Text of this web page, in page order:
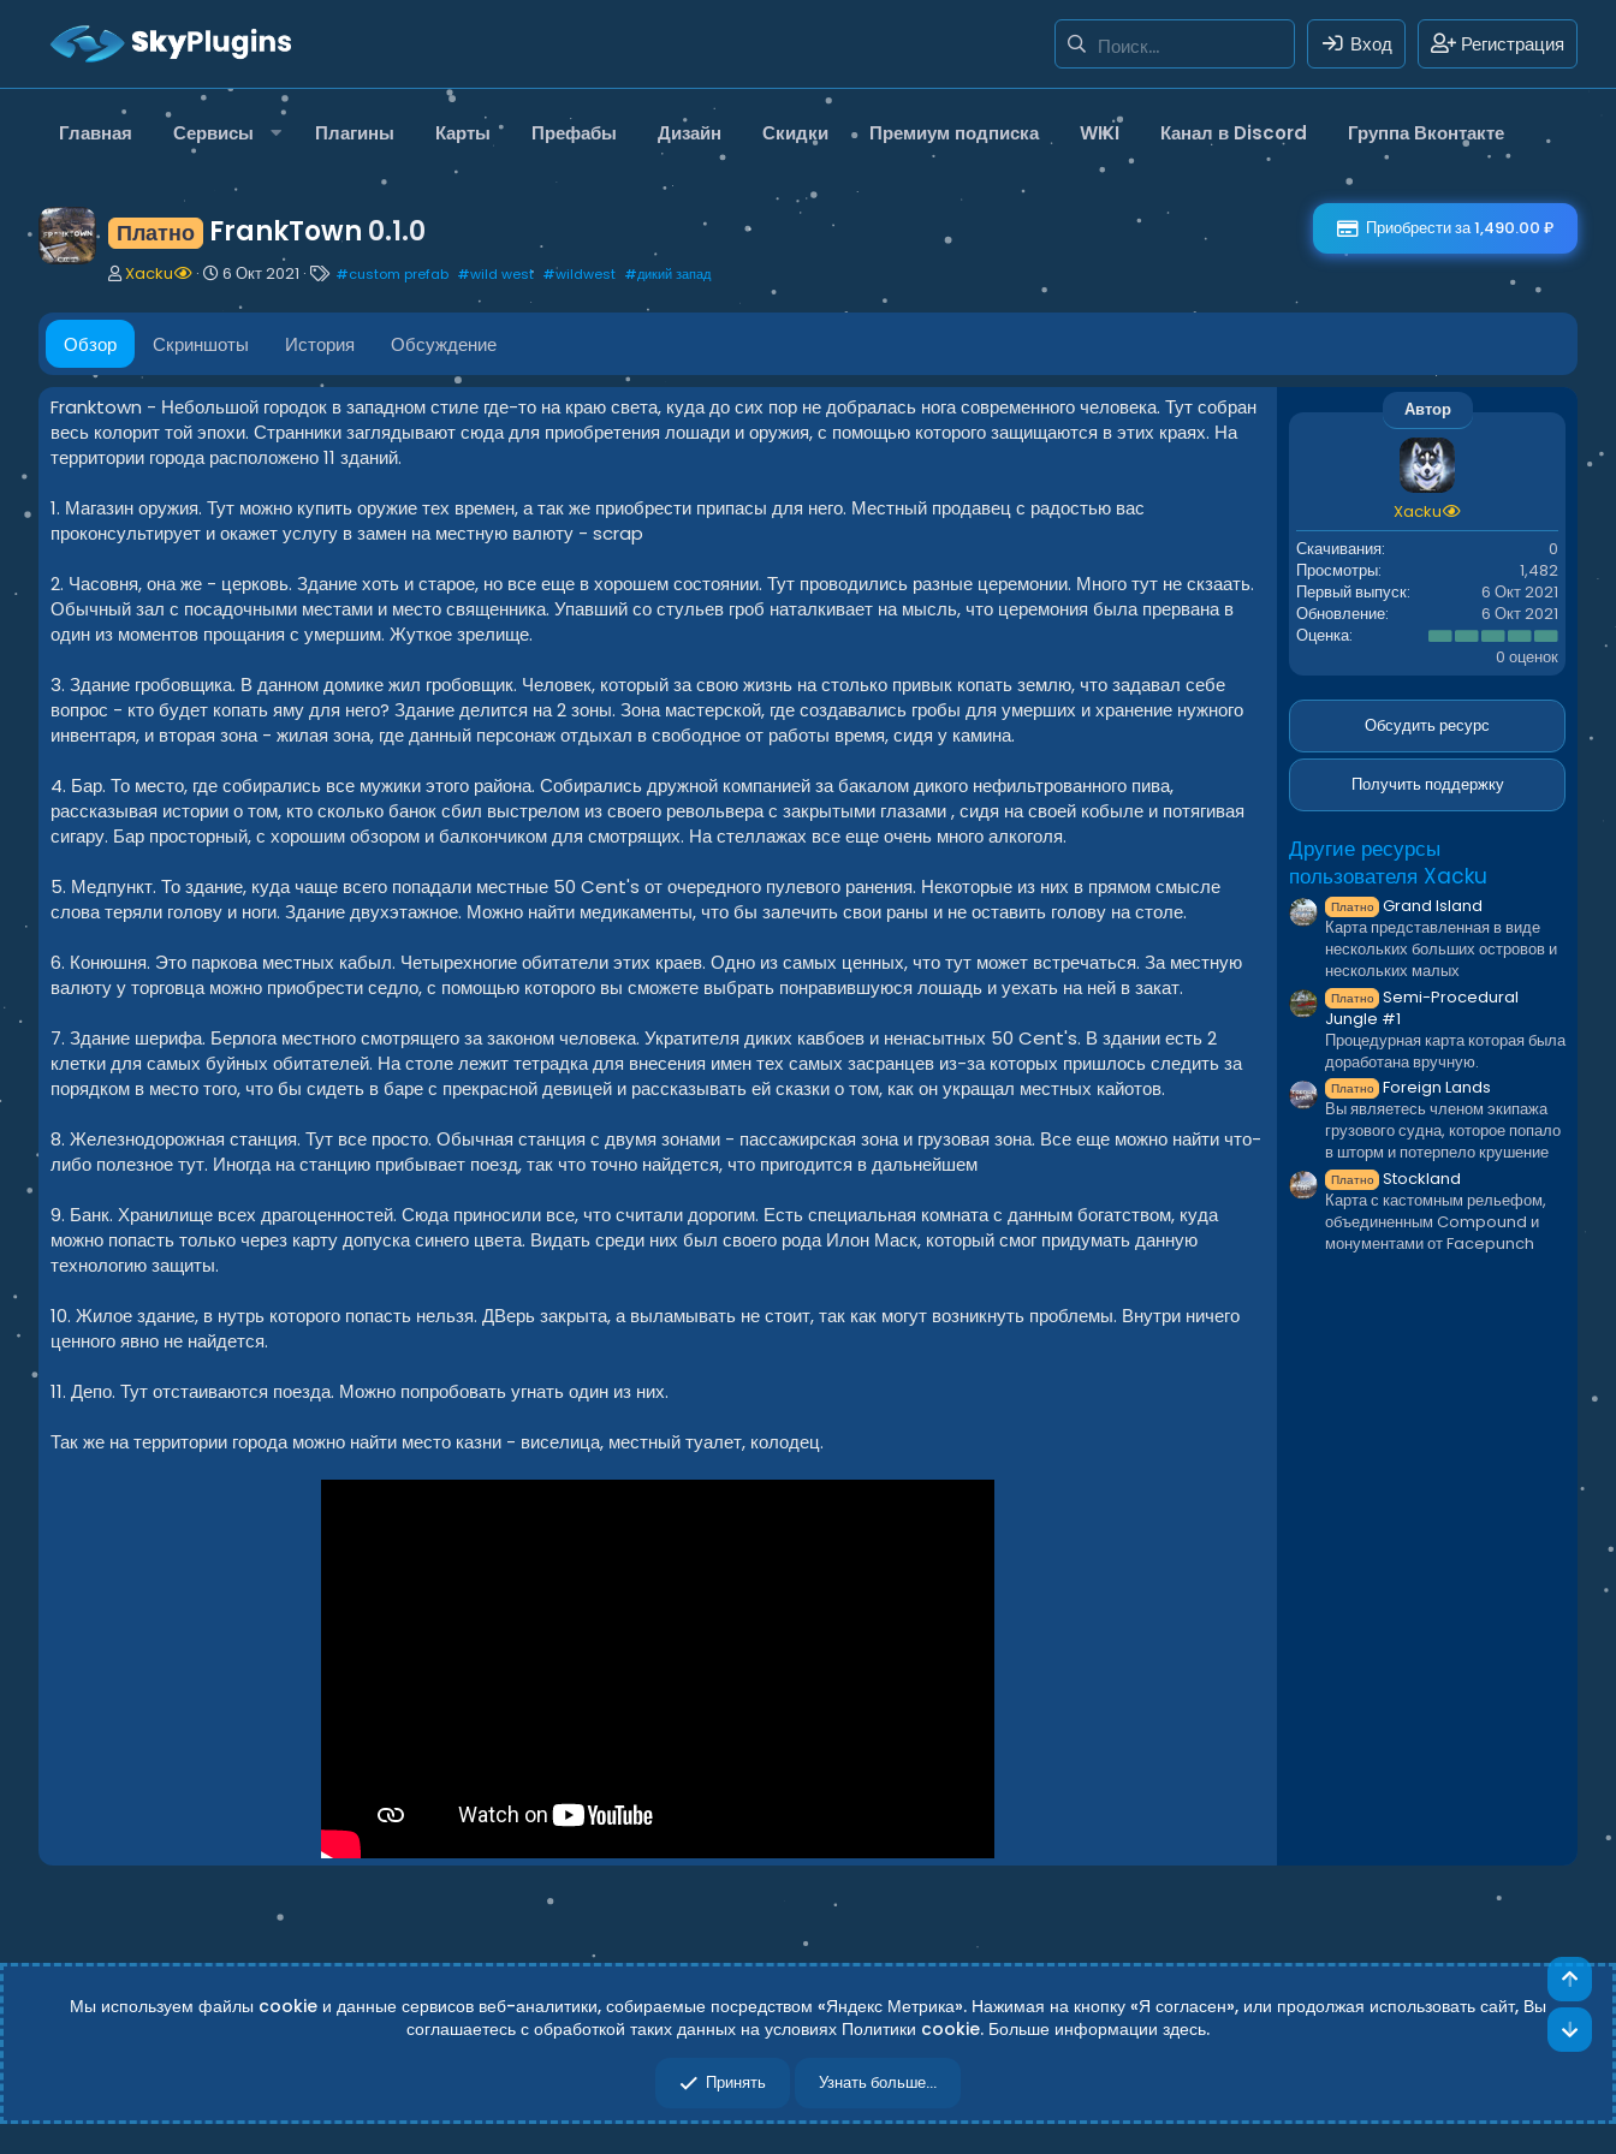
Вход Регистрация
Главная Сервисы Плагины Карты Префабы Дизайн Скидки Премиум подписка WIKI Канал в Discord Группа Вконтакте
Платно FrankTown 0.1.0
Приобрести за 1,490.00 ₽
А
т
р
Xacku
Д
т
а
с
о
з
а
н
я
6 Окт 2021
Т
г
и
#custom prefab #wild west #wildwest #дикий запад
Обзор Скриншоты История Обсуждение
Franktown - Небольшой городок в западном стиле где-то на краю света, куда до сих пор не добралась нога современного человека. Тут собран
весь колорит той эпохи. Странники заглядывают сюда для приобретения лошади и оружия, с помощью которого защищаются в этих краях. На
территории города расположено 11 зданий.
1. Магазин оружия. Тут можно купить оружие тех времен, а так же приобрести припасы для него. Местный продавец с радостью вас
проконсультирует и окажет услугу в замен на местную валюту - scrap
2. Часовня, она же - церковь. Здание хоть и старое, но все еще в хорошем состоянии. Тут проводились разные церемонии. Много тут не скзаать.
Обычный зал с посадочными местами и место священника. Упавший со стульев гроб наталкивает на мысль, что церемония была прервана в
один из моментов прощания с умершим. Жуткое зрелище.
3. Здание гробовщика. В данном домике жил гробовщик. Человек, который за свою жизнь на столько привык копать землю, что задавал себе
вопрос - кто будет копать яму для него? Здание делится на 2 зоны. Зона мастерской, где создавались гробы для умерших и хранение нужного
инвентаря, и вторая зона - жилая зона, где данный персонаж отдыхал в свободное от работы время, сидя у камина.
4. Бар. То место, где собирались все мужики этого района. Собирались дружной компанией за бакалом дикого нефильтрованного пива,
рассказывая истории о том, кто сколько банок сбил выстрелом из своего револьвера с закрытыми глазами , сидя на своей кобыле и потягивая
сигару. Бар просторный, с хорошим обзором и балкончиком для смотрящих. На стеллажах все еще очень много алкоголя.
5. Медпункт. То здание, куда чаще всего попадали местные 50 Cent's от очередного пулевого ранения. Некоторые из них в прямом смысле
слова теряли голову и ноги. Здание двухэтажное. Можно найти медикаменты, что бы залечить свои раны и не оставить голову на столе.
6. Конюшня. Это паркова местных кабыл. Четырехногие обитатели этих краев. Одно из самых ценных, что тут может встречаться. За местную
валюту у торговца можно приобрести седло, с помощью которого вы сможете выбрать понравившуюся лошадь и уехать на ней в закат.
7. Здание шерифа. Берлога местного смотрящего за законом человека. Укратителя диких кавбоев и ненасытных 50 Cent's. В здании есть 2
клетки для самых буйных обитателей. На столе лежит тетрадка для внесения имен тех самых засранцев из-за которых пришлось следить за
порядком в место того, что бы сидеть в баре с прекрасной девицей и рассказывать ей сказки о том, как он укращал местных кайотов.
8. Железнодорожная станция. Тут все просто. Обычная станция с двумя зонами - пассажирская зона и грузовая зона. Все еще можно найти что-
либо полезное тут. Иногда на станцию прибывает поезд, так что точно найдется, что пригодится в дальнейшем
9. Банк. Хранилище всех драгоценностей. Сюда приносили все, что считали дорогим. Есть специальная комната с данным богатством, куда
можно попасть только через карту допуска синего цвета. Видать среди них был своего рода Илон Маск, который смог придумать данную
технологию защиты.
10. Жилое здание, в нутрь которого попасть нельзя. ДВерь закрыта, а выламывать не стоит, так как могут возникнуть проблемы. Внутри ничего
ценного явно не найдется.
11. Депо. Тут отстаиваются поезда. Можно попробовать угнать один из них.
Так же на территории города можно найти место казни - виселица, местный туалет, колодец.
Автор
Xacku
Скачивания
0
Просмотры
1,482
Первый выпуск
6 Окт 2021
Обновление
6 Окт 2021
Оценка
0
.
0
з
ё
з
0 оценок
Обсудить ресурс
Получить поддержку
Другие ресурсы
пользователя Xacku
Платно Grand Island
Карта представленная в виде
нескольких больших островов и
нескольких малых
Платно Semi-Procedural
Jungle #1
Процедурная карта которая была
доработана вручную.
Платно Foreign Lands
Вы являетесь членом экипажа
грузового судна, которое попало
в шторм и потерпело крушение
Платно Stockland
Карта с кастомным рельефом,
объединенным Compound и
монументами от Facepunch
S
Мы используем файлы cookie и данные сервисов веб-аналитики, собираемые посредством «Яндекс Метрика». Нажимая на кнопку «Я согласен», или продолжая использовать сайт, Вы
соглашаетесь с обработкой таких данных на условиях Политики cookie. Больше информации здесь.
Принять Узнать больше...